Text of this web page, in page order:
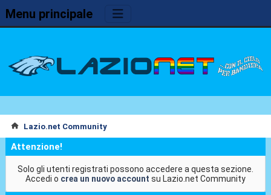
Menu principale
Lazio.net Community
Attenzione!
Solo gli utenti registrati possono accedere a questa sezione.
Accedi o crea un nuovo account su Lazio.net Community